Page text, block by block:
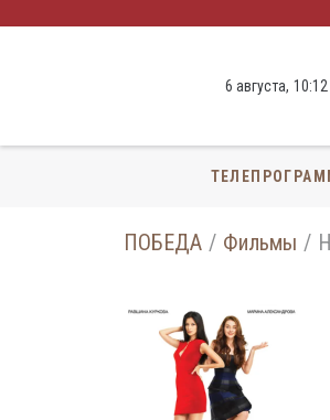
6 августа, 10:12
ПОБЕДА Фильмы